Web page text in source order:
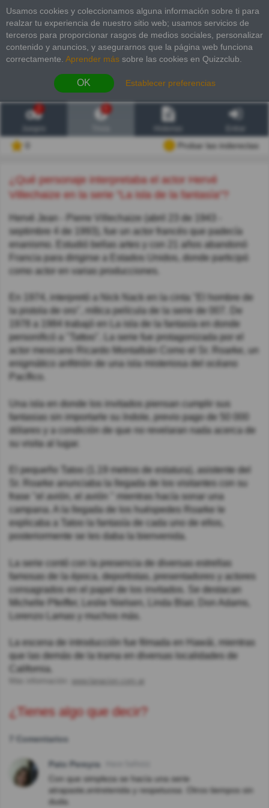
Usamos cookies y coleccionamos alguna información sobre ti para
realzar tu experiencia de nuestro sitio web; usamos servicios de
terceros para proporcionar rasgos de medios sociales, personalizar
contenido y anuncios, y asegurarnos que la página web funciona
correctamente. Aprender más sobre las cookies en Quizzclub.
OK Establecer preferencias
2
Probar las inderectas
¿Qué personaje interpretaba el actor Hervé
Villechaize en la serie "La isla de la fantasía"?
Hervé Jean - Pierre Villechaize (abril 23 de 1943 -
septimbre 4 de 1993), fue un actor francés que padecía
enanismo. Estudió bellas artes y con 21 años abandonó
Francia para dirigirse a Estados Unidos, donde participó
como actor en varias producciones.
En 1974, interpretó a Nick Nack en la cinta "El hombre de
la pistola de oro", mítica película de la serie de 007. De
1978 a 1984 trabajó en La isla de la fantasía en donde
personificó a "Tattoo". La serie fue protagonizada por el
actor mexicano Ricardo Montalbán Como el Sr. Roarke, un
enigmático anfitrión de una isla misteriosa del océano
Pacífico.
Una isla en donde los invitados piensan cumplir sus
fantasias sin importarle su índole, previo pago de 50 000
dólares y a condición de que no revelaran nada acerca de
su visita al lugar.
El pequeño Tatoo (1.19 metros de estatura), asistente del
Sr. Roarke anunciaba la llegada de los visitantes con su
frase "el avión, el avión " mientras hacía sonar una
campana. A la llegada de los huéspedes Roarke le
explicaba a Tatoo la fantasía de cada uno de ellos,
posteriormente se les daba la bienvenida.
La serie contó con la presencia de diversas estrellas
famosas de la época, deportistas, presentadores y actores
consagrados en el papel de los invitados. Se destacan
Michelle Pfeiffer, Leslie Nielsen, Linda Blair, Don Adams,
Lorenzo Lamas y muchos más.
La escena de introducción fue filmada en Hawái, mientras
que las demás de la trama en diversas localidades de
California.
¿Tienes algo que decir?
7 Comentarios
Pato Pereyra
Con que simpleza se hacía una serie
atrapaste,entretenida y respetuosa .Otros tiempos sin
duda.